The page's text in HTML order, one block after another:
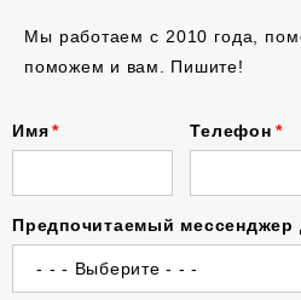
Мы работаем с 2010 года,
поможем и вам. Пишите!
Имя Телефон
Предпочитаемый мессенджер